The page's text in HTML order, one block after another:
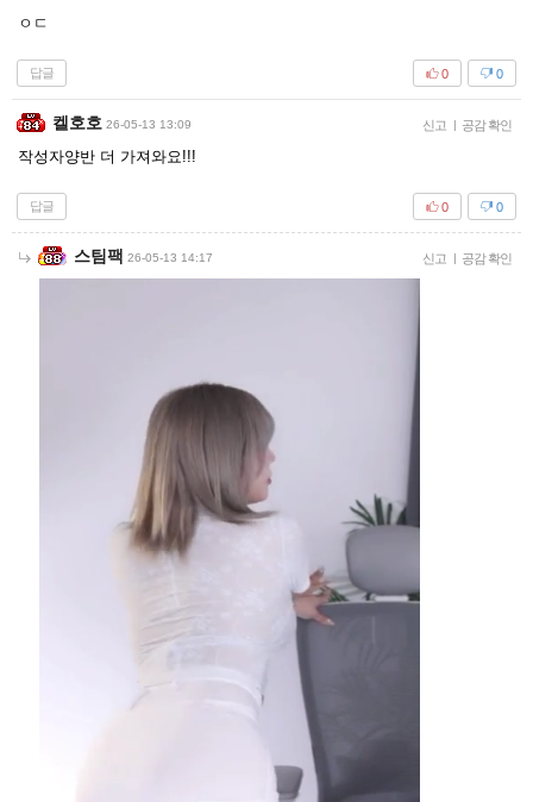
ㅇㄷ
답글 0
0
켈호호 26-05-13 13:09 신고 | 공감 확인
작성자양반 더 가져와요!!!
답글 0
0
스팀팩 26-05-13 14:17 신고 | 공감 확인